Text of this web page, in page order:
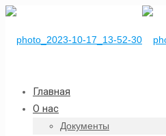
Главная
О нас
Документы